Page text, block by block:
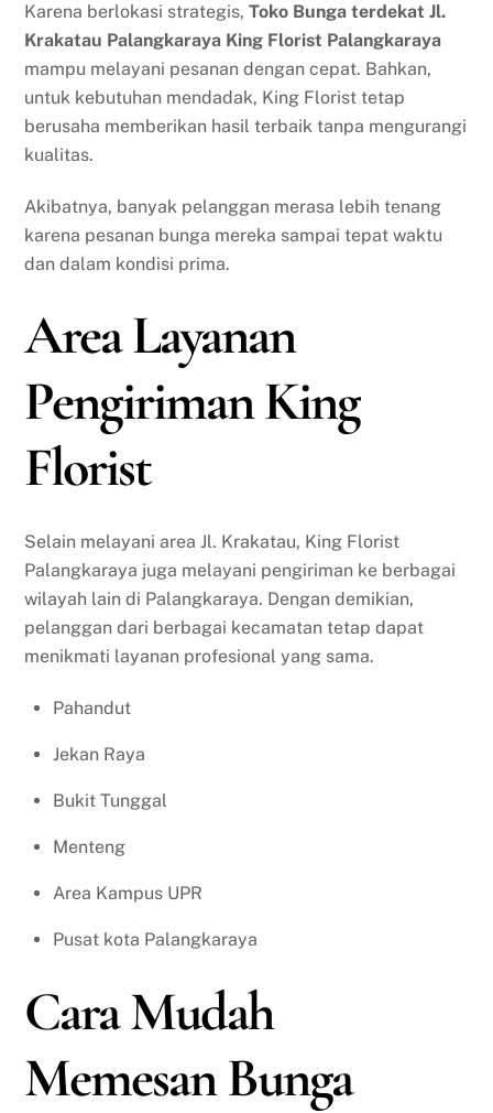
Karena berlokasi strategis,Toko Bunga terdekat Jl.
Krakatau Palangkaraya King Florist Palangkaraya
mampu melayani pesanan dengan cepat. Bahkan,
untuk kebutuhan mendadak, King Florist tetap
berusaha memberikan hasil terbaik tanpa mengurangi
kualitas.
Akibatnya, banyak pelanggan merasa lebih tenang
karena pesanan bunga mereka sampai tepat waktu
dan dalam kondisi prima.
Area Layanan
Pengiriman King
Florist
Selain melayani area Jl. Krakatau, King Florist
Palangkaraya juga melayani pengiriman ke berbagai
wilayah lain di Palangkaraya. Dengan demikian,
pelanggan dari berbagai kecamatan tetap dapat
menikmati layanan profesional yang sama.
Pahandut
Jekan Raya
Bukit Tunggal
Menteng
Area Kampus UPR
Pusat kota Palangkaraya
Cara Mudah
Memesan Bunga